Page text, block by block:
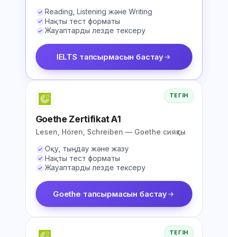
Reading, Listening және Writing
Нақты тест форматы
Жауаптарды лезде тексеру
IELTS тапсырмасын бастау
ТЕГІН
Goethe Zertifikat A1
Lesen, Hören, Schreiben — Goethe сияқты
Оқу, тыңдау және жазу
Нақты тест форматы
Жауаптарды лезде тексеру
Goethe тапсырмасын бастау
ТЕГІН